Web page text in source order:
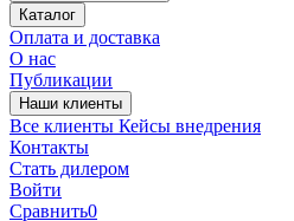
Каталог
Оплата и доставка
О нас
Публикации
Наши клиенты
Все клиенты Кейсы внедрения
Контакты
Стать дилером
Войти
Сравнить0